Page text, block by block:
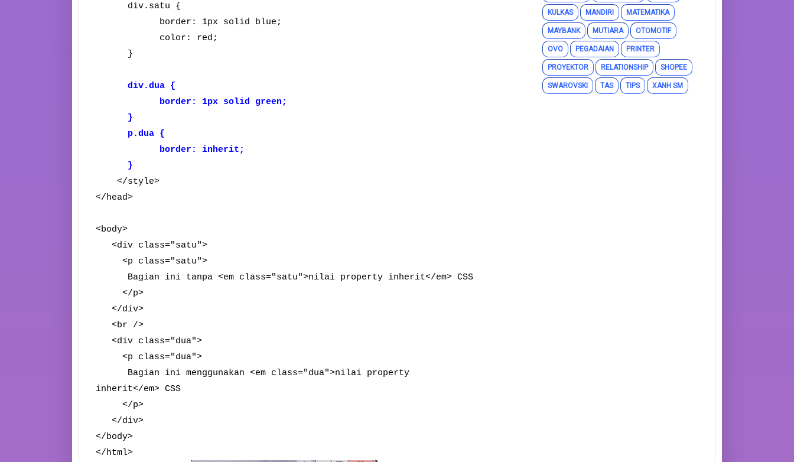
div.satu {
border: 1px solid blue;
color: red;
}
div.dua {
border: 1px solid green;
}
p.dua {
border: inherit;
}
</style>
</head>
<body>
<div class="satu">
<p class="satu">
Bagian ini tanpa <em class="satu">nilai property inherit</em> CSS
</p>
</div>
<br />
<div class="dua">
<p class="dua">
Bagian ini menggunakan <em class="dua">nilai property
inherit</em> CSS
</p>
</div>
</body>
</html>
KULKAS MANDIRI MATEMATIKA
MAYBANK MUTIARA OTOMOTIF
OVO PEGADAIAN PRINTER
PROYEKTOR RELATIONSHIP SHOPEE
SWAROVSKI TAS TIPS XANH SM